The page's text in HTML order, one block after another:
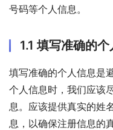
号码等个人信息。
1.1 填写准确的
填写准确的个人信息是
个人信息时，我们应该
息。应该提供真实的姓
息，以确保注册信息的